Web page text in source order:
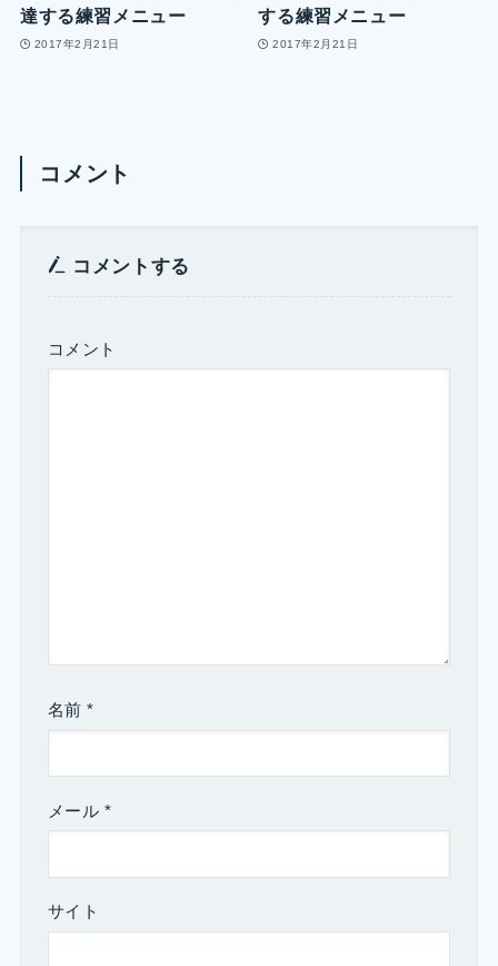
達する練習メニュー
2017年2月21日
する練習メニュー
2017年2月21日
コメント
コメントする
コメント
名前*
メール *
サイト